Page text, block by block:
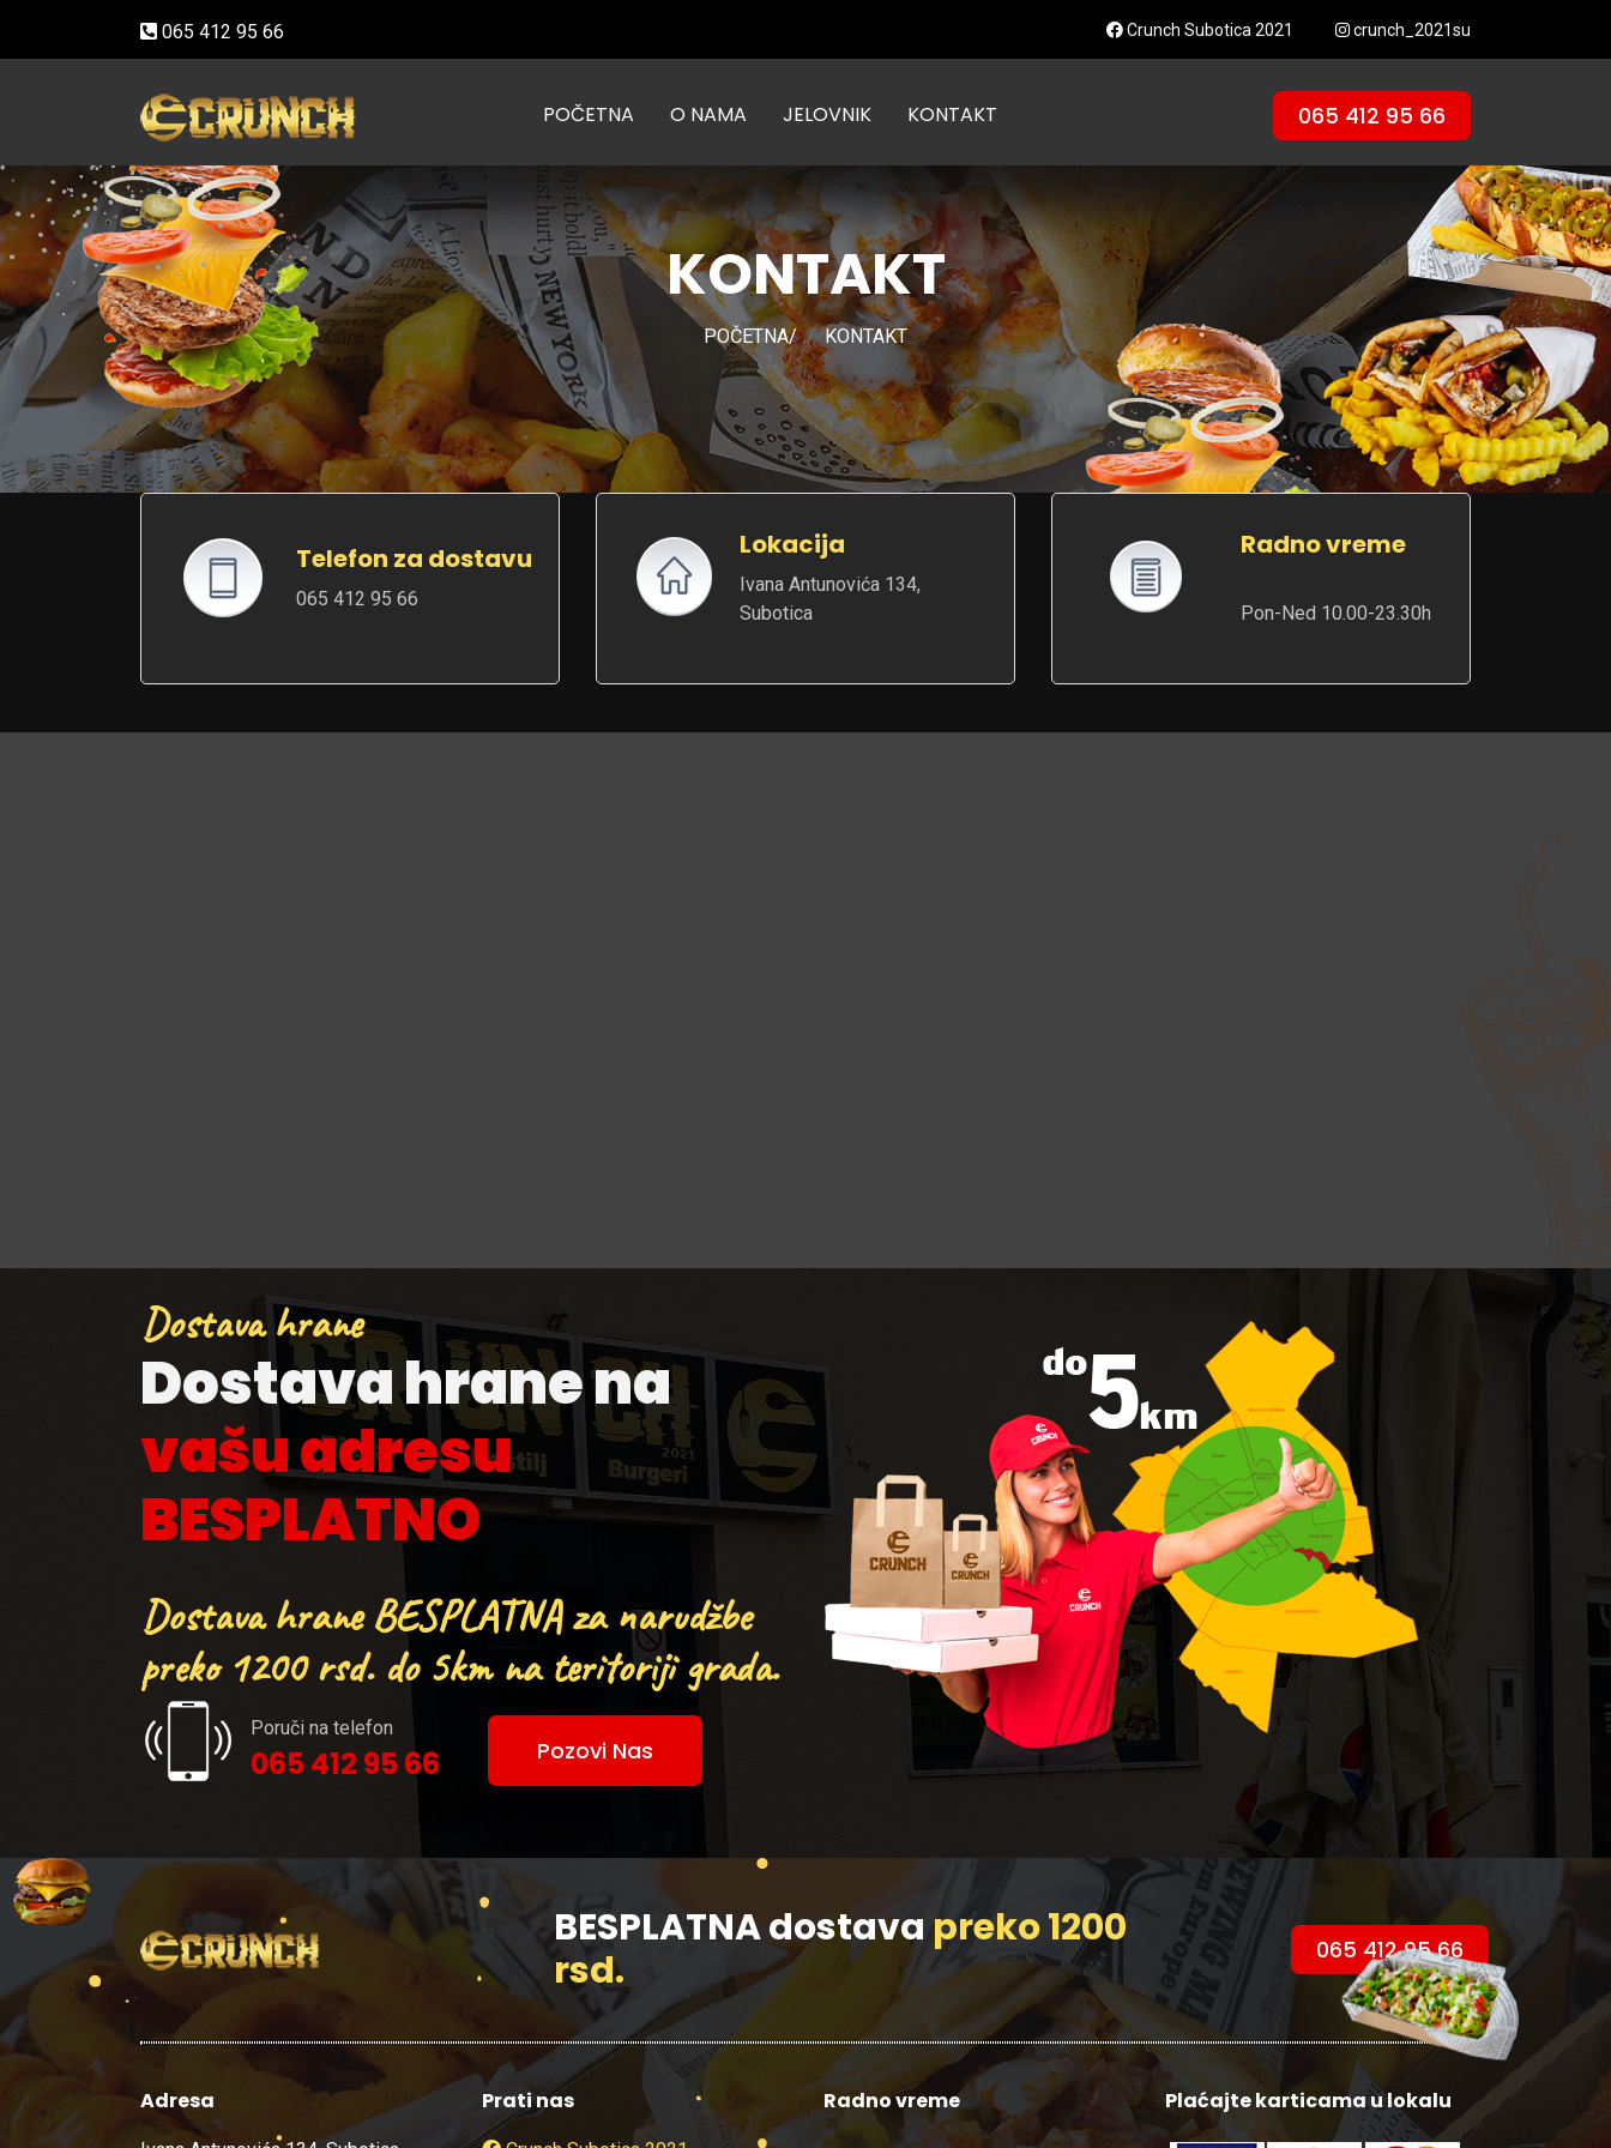
065 412 95 66 Crunch Subotica 2021 crunch_2021su
POČETNA O NAMA JELOVNIK KONTAKT 065 412 95 66
KONTAKT
POČETNA/ KONTAKT
Telefon za dostavu
065 412 95 66
Lokacija
Ivana Antunovića 134,
Subotica
Radno vreme
Pon-Ned 10.00-23.30h
Dostava hrane
Dostava hrane na
vašu adresu
BESPLATNO
Dostava hrane BESPLATNA za narudžbe
preko 1200 rsd. do 5km na teritoriji grada.
Poruči na telefon
065 412 95 66 Pozovi Nas
BESPLATNA dostava preko 1200
rsd.
065 412 95 66
Adresa Prati nas Radno vreme Plaćajte karticama u lokalu